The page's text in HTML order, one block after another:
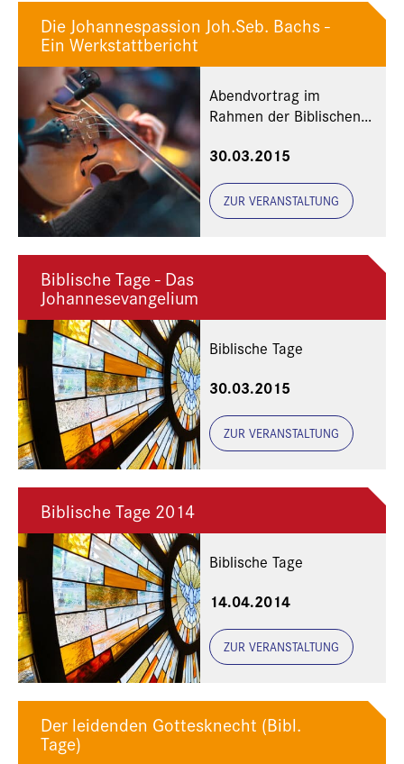
Die Johannespassion Joh.Seb. Bachs -
Ein Werkstattbericht
Abendvortrag im
Rahmen der Biblischen
30.03.2015
ZUR VERANSTALTUNG
Biblische Tage - Das
Johannesevangelium
Biblische Tage
30.03.2015
ZUR VERANSTALTUNG
Biblische Tage 2014
Biblische Tage
14.04.2014
ZUR VERANSTALTUNG
Der leidenden Gottesknecht (Bibl.
Tage)